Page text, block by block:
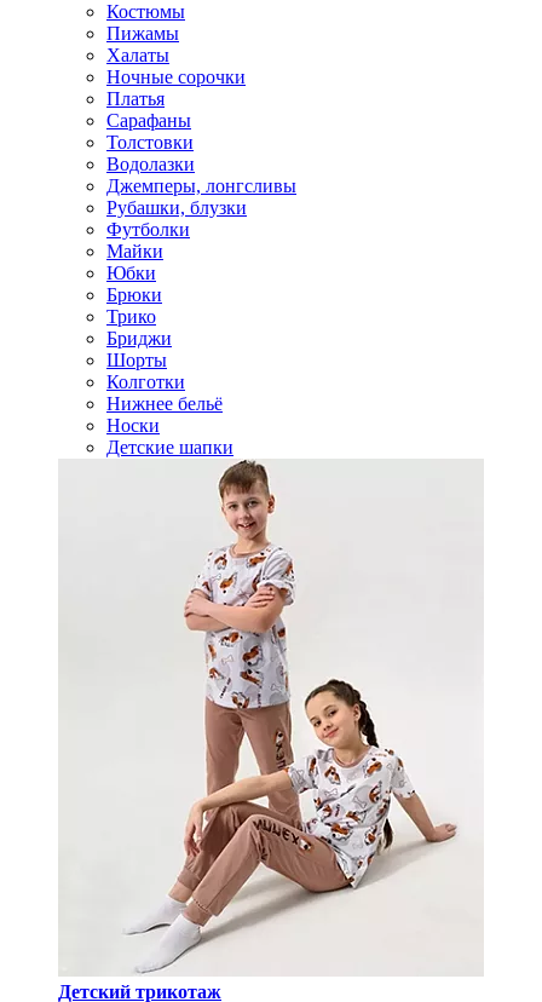
Костюмы
Пижамы
Халаты
Ночные сорочки
Платья
Сарафаны
Толстовки
Водолазки
Джемперы, лонгсливы
Рубашки, блузки
Футболки
Майки
Юбки
Брюки
Трико
Бриджи
Шорты
Колготки
Нижнее бельё
Носки
Детские шапки
Детский трикотаж